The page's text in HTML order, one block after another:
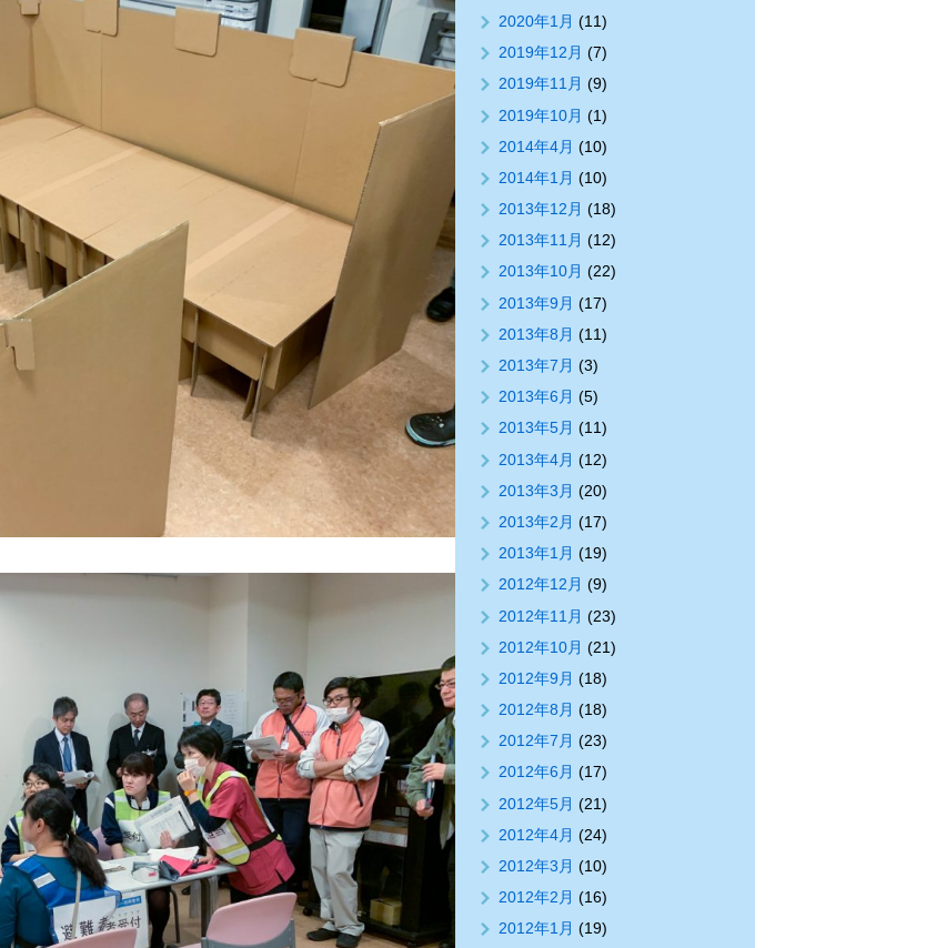
2020年1月 (11)
2019年12月 (7)
2019年11月 (9)
2019年10月 (1)
2014年4月 (10)
2014年1月 (10)
2013年12月 (18)
2013年11月 (12)
2013年10月 (22)
2013年9月 (17)
2013年8月 (11)
2013年7月 (3)
2013年6月 (5)
2013年5月 (11)
2013年4月 (12)
2013年3月 (20)
2013年2月 (17)
2013年1月 (19)
2012年12月 (9)
2012年11月 (23)
2012年10月 (21)
2012年9月 (18)
2012年8月 (18)
2012年7月 (23)
2012年6月 (17)
2012年5月 (21)
2012年4月 (24)
2012年3月 (10)
2012年2月 (16)
2012年1月 (19)